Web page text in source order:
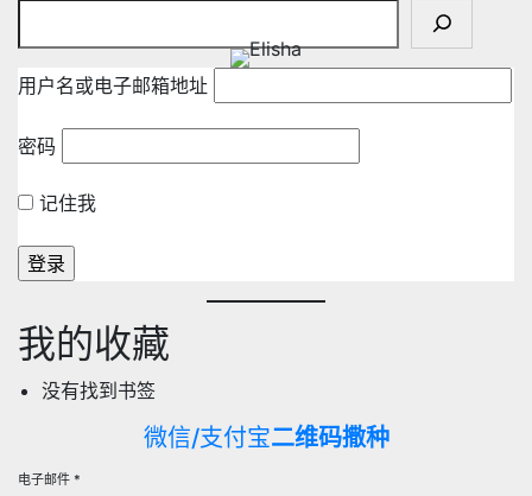
用户名或电子邮箱地址
密码
记住我
我的收藏
没有找到书签
微信/支付宝二维码撒种
电子邮件 *